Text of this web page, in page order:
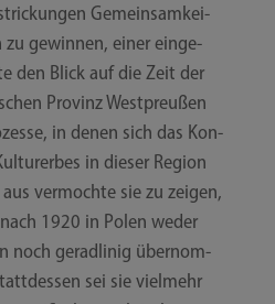
Gemein­sam­kei­
gewin­nen, einer ein­ge­
den Blick auf die Zeit der
Pro­vinz West­preu­ßen
in denen sich das Kon­
in die­ser Regi­on
ver­moch­te sie zu zei­gen,
1920 in Polen weder
noch gerad­li­nig über­nom­
sei sie viel­mehr